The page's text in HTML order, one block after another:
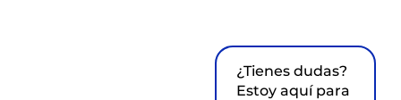
¿Tienes dudas?
Estoy aquí para